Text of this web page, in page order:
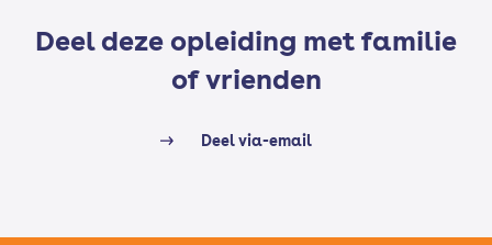
Deel deze opleiding met familie
of vrienden
Deel via-email